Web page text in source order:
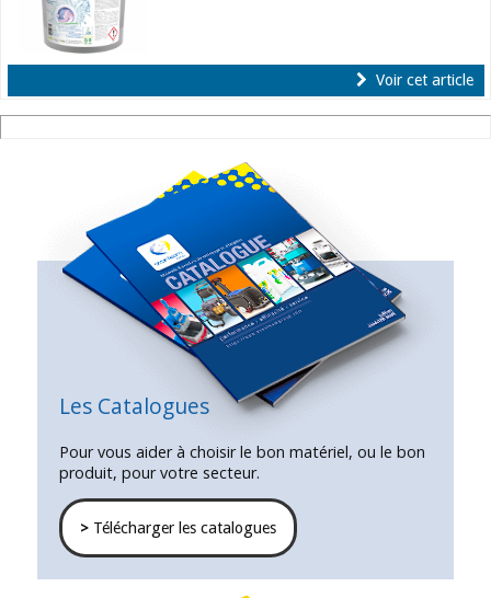
Voir cet article
Les Catalogues
Pour vous aider à choisir le bon matériel, ou le bon
produit, pour votre secteur.
>Télécharger les catalogues